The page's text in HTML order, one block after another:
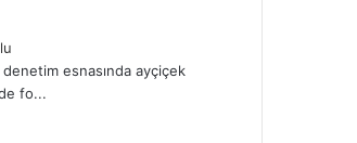
esnasında ayçiçek
fo...